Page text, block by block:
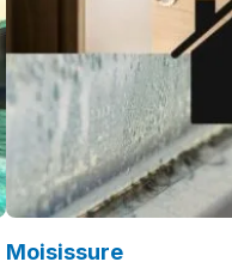
Moisissure